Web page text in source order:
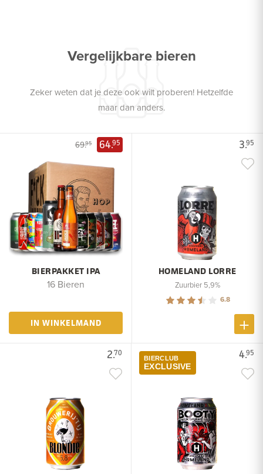
Vergelijkbare bieren
Zeker weten dat je deze ook wilt proberen! Hetzelfde
maar dan anders.
69.95 64.95
BIERPAKKET IPA
16 Bieren
IN WINKELMAND
3.95
HOMELAND LORRE
Zuurbier 5,9%
6.8
2.70 4.95
BIERCLUB
EXCLUSIVE